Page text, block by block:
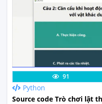
Lưu code
91
Python
Source code Trò chơi lật